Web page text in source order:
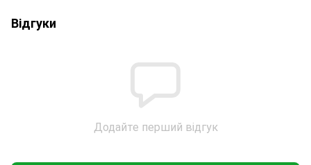
Відгуки
Додайте перший відгук